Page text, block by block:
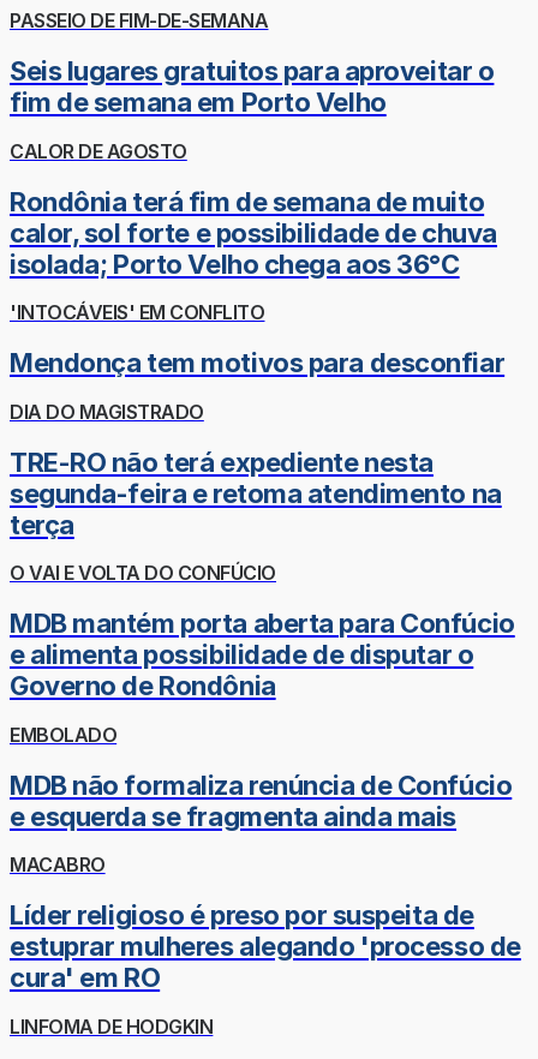
PASSEIO DE FIM-DE-SEMANA
Seis lugares gratuitos para aproveitar o
fim de semana em Porto Velho
CALOR DE AGOSTO
Rondônia terá fim de semana de muito
calor, sol forte e possibilidade de chuva
isolada; Porto Velho chega aos 36°C
'INTOCÁVEIS' EM CONFLITO
Mendonça tem motivos para desconfiar
DIA DO MAGISTRADO
TRE-RO não terá expediente nesta
segunda-feira e retoma atendimento na
terça
O VAI E VOLTA DO CONFÚCIO
MDB mantém porta aberta para Confúcio
e alimenta possibilidade de disputar o
Governo de Rondônia
EMBOLADO
MDB não formaliza renúncia de Confúcio
e esquerda se fragmenta ainda mais
MACABRO
Líder religioso é preso por suspeita de
estuprar mulheres alegando 'processo de
cura' em RO
LINFOMA DE HODGKIN